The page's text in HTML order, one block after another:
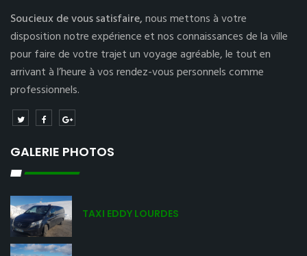
Soucieux de vous satisfaire,nous mettons à votre
disposition notre expérience et nos connaissances de la ville
pour faire de votre trajet un voyage agréable, le tout en
arrivant à l’heure à vos rendez-vous personnels comme
professionnels.
GALERIE PHOTOS
TAXI EDDY LOURDES